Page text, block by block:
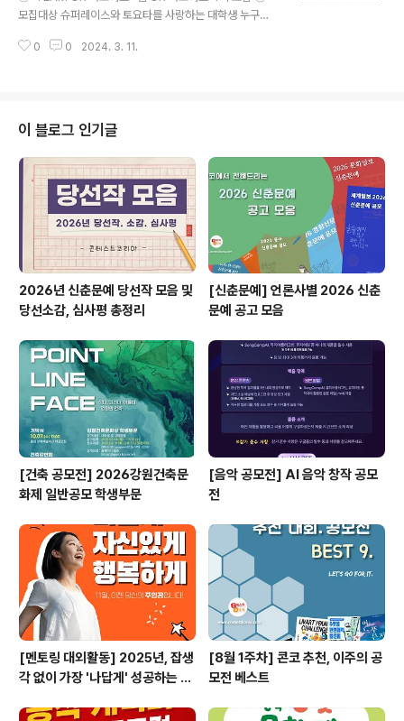
> K-BEAUTY를 사랑하는 ..
모집대상 슈퍼레이스와 토요타를 사랑하는 대학생 누구나
발일정 - 서류접수 : 2024. 02. 27(화) ~ 03. 18(월) -
에 따라 변동될 수 있습니다. ◎ 모집인원 총 12명 (뉴미디
어팀 6명 / 현장운영팀 6명) ◎ 활동내용 1) 공통 - 슈퍼레
이스/TOYOTA 오프라인 행사 참석 - 매월 1회 온/오프라
인 회의 참석 - Campus Attack (대..
0 0 2024. 3. 11.
이 블로그 인기글
2026년 신춘문예 당선작 모음 및
당선소감, 심사평 총정리
[신춘문예] 언론사별 2026 신춘
문예 공고 모음
[건축 공모전] 2026강원건축문
화제 일반공모 학생부문
[음악 공모전] AI 음악 창작 공모
전
[멘토링 대외활동] 2025년, 잡생
각 없이 가장 '나답게' 성공하는 법
[8월 1주차] 콘코 추천, 이주의 공
모전 베스트